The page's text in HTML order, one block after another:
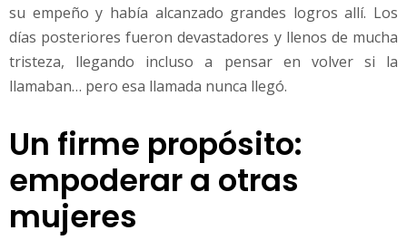
su empeño y había alcanzado grandes logros allí. Los
días posteriores fueron devastadores y llenos de mucha
tristeza, llegando incluso a pensar en volver si la
llamaban… pero esa llamada nunca llegó.
Un firme propósito:
empoderar a otras
mujeres